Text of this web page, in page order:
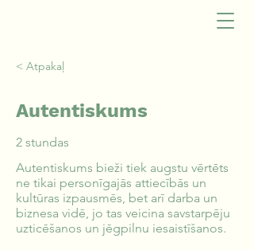
< Atpakaļ
Autentiskums
2 stundas
Autentiskums bieži tiek augstu vērtēts
ne tikai personīgajās attiecībās un
kultūras izpausmēs, bet arī darba un
biznesa vidē, jo tas veicina savstarpēju
uzticēšanos un jēgpilnu iesaistīšanos.